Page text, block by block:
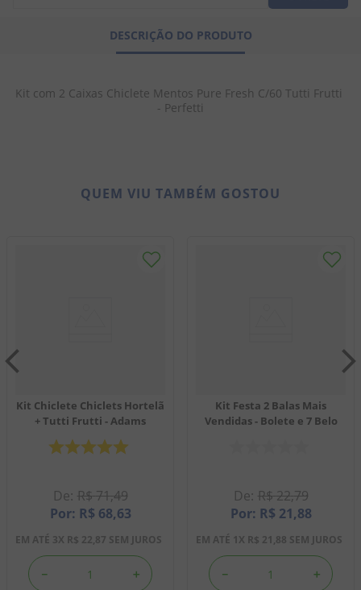
DESCRIÇÃO DO PRODUTO
Kit com 2 Caixas Chiclete Mentos Pure Fresh C/60 Tutti Frutti
- Perfetti
QUEM VIU TAMBÉM GOSTOU
Kit Chiclete Chiclets Hortelã
+ Tutti Frutti - Adams
R$ 71,49
R$ 68,63
EM ATÉ 3X R$ 22,87 SEM JUROS
＋
－
Kit Festa 2 Balas Mais
Vendidas - Bolete e 7 Belo
R$ 22,79
R$ 21,88
EM ATÉ 1X R$ 21,88 SEM JUROS
＋
－